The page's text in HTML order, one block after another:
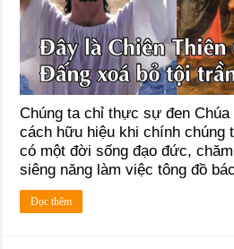
Chúng ta chỉ thực sự đen
cách hữu hiệu khi chính chúng
có một đời sống đạo đức,
siêng năng làm việc tông đồ
Đọc thêm